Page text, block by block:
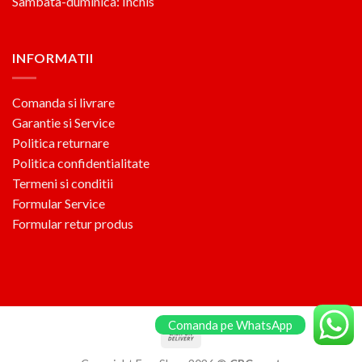
INFORMATII
Comanda si livrare
Garantie si Service
Politica returnare
Politica confidentialitate
Termeni si conditii
Formular Service
Formular retur produs
Comanda pe WhatsApp